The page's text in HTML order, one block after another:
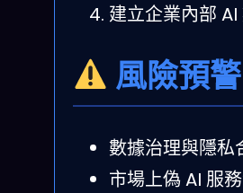
建立企業內部
風險預警
數據治理與隱私
市場上偽 AI 服